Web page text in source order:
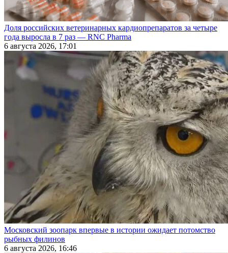
Доля российских ветеринарных кардиопрепаратов за четыре
года выросла в 7 раз — RNC Pharma
6 августа 2026, 17:01
Московский зоопарк впервые в истории ожидает потомство
рыбных филинов
6 августа 2026, 16:46